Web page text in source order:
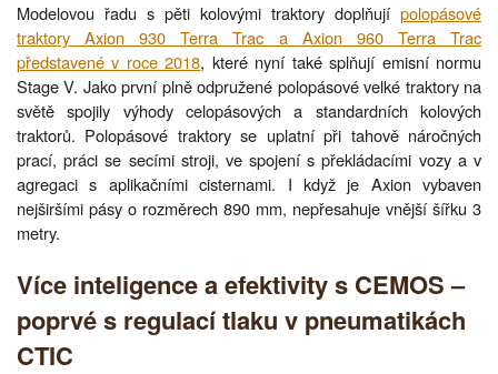
Modelovou řadu s pěti kolovými traktory doplňují polopásové
traktory Axion 930 Terra Trac a Axion 960 Terra Trac
představené v roce 2018, které nyní také splňují emisní normu
Stage V. Jako první plně odpružené polopásové velké traktory na
světě spojily výhody celopásových a standardních kolových
traktorů. Polopásové traktory se uplatní při tahově náročných
prací, práci se secími stroji, ve spojení s překládacími vozy a v
agregaci s aplikačními cisternami. I když je Axion vybaven
nejširšími pásy o rozměrech 890 mm, nepřesahuje vnější šířku 3
metry.
Více inteligence a efektivity s CEMOS –
poprvé s regulací tlaku v pneumatikách
CTIC